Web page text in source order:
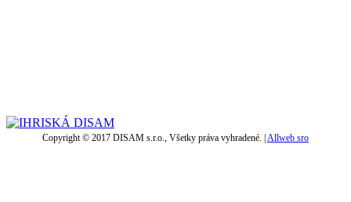
Copyright © 2017 DISAM s.r.o., Všetky práva vyhradené. |Allweb sro